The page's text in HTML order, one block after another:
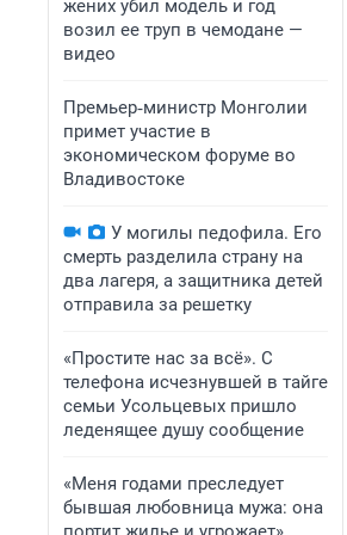
жених убил модель и год
возил ее труп в чемодане —
видео
Премьер‑министр Монголии
примет участие в
экономическом форуме во
Владивостоке
У могилы педофила. Его
смерть разделила страну на
два лагеря, а защитника детей
отправила за решетку
«Простите нас за всё». С
телефона исчезнувшей в тайге
семьи Усольцевых пришло
леденящее душу сообщение
«Меня годами преследует
бывшая любовница мужа: она